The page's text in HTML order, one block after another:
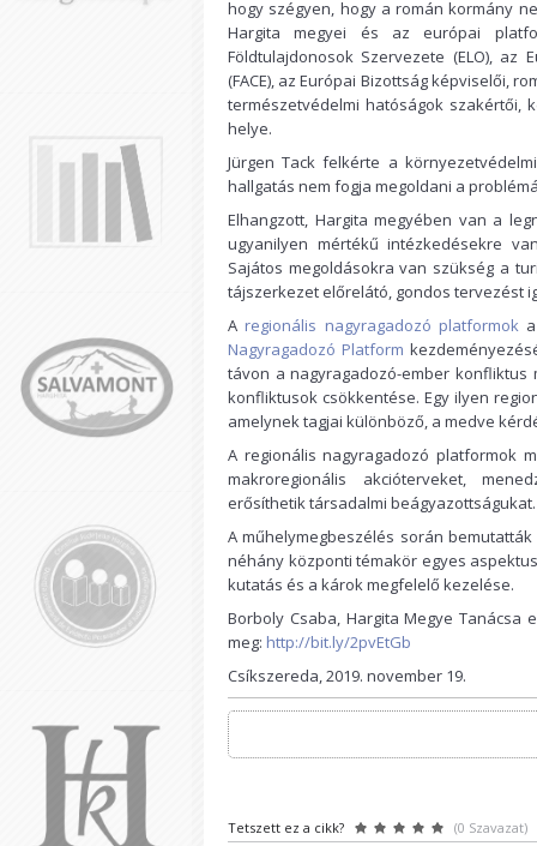
hogy szégyen, hogy a román kormány
Hargita megyei és az európai
Földtulajdonosok Szervezete (ELO), az
(FACE), az Európai Bizottság képviselői,
természetvédelmi hatóságok szakértői,
helye.
Jürgen Tack felkérte a
hallgatás nem fogja megoldani a
Elhangzott, Hargita megyében van a
ugyanilyen mértékű intézkedésekre
Sajátos megoldásokra van szükség a
tájszerkezet előrelátó, gondos tervezést
A regionális nagyragadozó platformok
Nagyragadozó Platform
távon a nagyragadozó-ember
konfliktusok csökkentése. Egy ilyen
amelynek tagjai különböző, a medve
A regionális nagyragadozó platformok
makroregionális akcióterveket,
erősíthetik társadalmi beágyazottságukat.
A műhelymegbeszélés során
néhány központi témakör egyes
kutatás és a károk megfelelő kezelése.
Borboly Csaba, Hargita Megye
meg: http://bit.ly/2pvEtGb
Csíkszereda, 2019. november 19.
Tetszett ez a cikk? (0 Szavazat)